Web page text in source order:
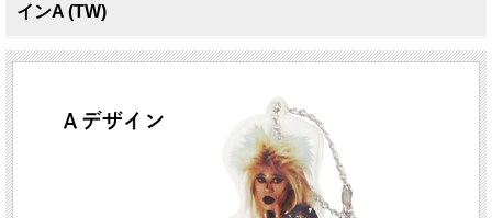
インA (TW)